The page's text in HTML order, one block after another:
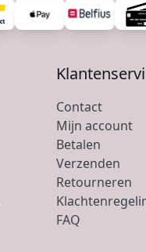
Contact
Mijn account
Betalen
Verzenden
Retourneren
FAQ